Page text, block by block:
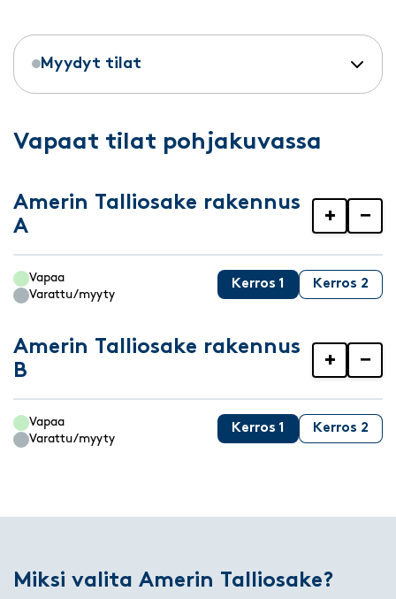
Myydyt tilat
Vapaat tilat pohjakuvassa
Amerin Talliosake rakennus
A
+ −
Vapaa
Varattu/myyty
Kerros 1 Kerros 2
Amerin Talliosake rakennus
B
+ −
Vapaa
Varattu/myyty
Kerros 1 Kerros 2
Miksi valita Amerin Talliosake?